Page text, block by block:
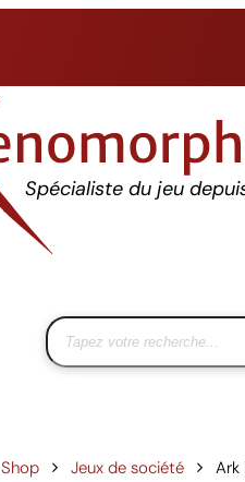
Spécialiste du jeu
Shop Jeux de société Ark